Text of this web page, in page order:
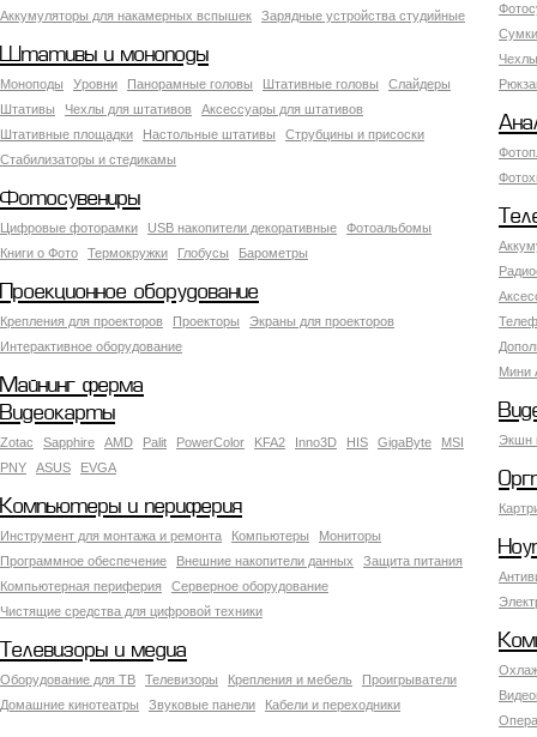
Аккумуляторы для накамерных вспышек
Зарядные устройства студийные
Штативы и моноподы
Моноподы Уровни Панорамные головы Штативные головы
Слайдеры
Штативы
Чехлы для штативов
Аксессуары для штативов
Штативные площадки
Настольные штативы
Струбцины и присоски
Стабилизаторы и стедикамы
Фотосувениры
Цифровые фоторамки USB накопители декоративные
Фотоальбомы
Книги о Фото
Термокружки Глобусы Барометры
Мини
Проекционное оборудование
Крепления для проекторов Проекторы
Экраны для проекторов
Интерактивное оборудование
Майнинг ферма
Экшн
Видеокарты
Zotac Sapphire AMD Palit PowerColor KFA2 Inno3D HIS GigaByte
MSI
PNY
ASUS EVGA
Компьютеры и периферия
Инструмент для монтажа и ремонта Компьютеры
Мониторы
Программное обеспечение
Внешние накопители данных
Защита питания
Компьютерная периферия
Серверное оборудование
Чистящие средства для цифровой техники
Телевизоры и медиа
Оборудование для ТВ Телевизоры Крепления и мебель
Проигрыватели
Домашние кинотеатры
Звуковые панели Кабели и переходники